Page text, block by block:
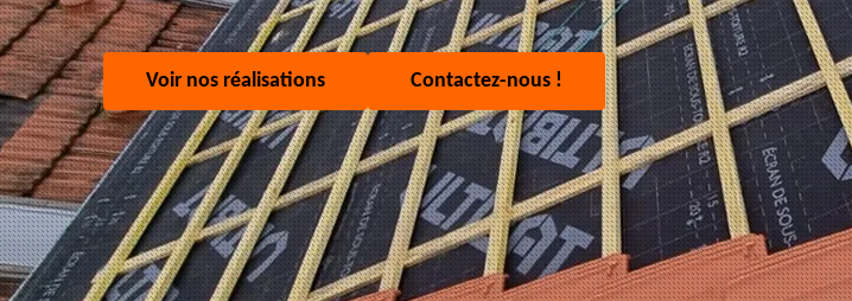
Voir nos réalisations Contactez-nous !